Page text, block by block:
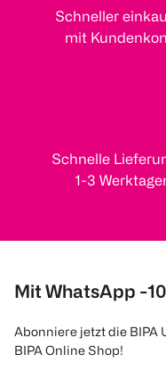
Schneller
mit
Schnelle
1-3
Mit WhatsApp -
Abonniere jetzt die BIPA
BIPA Online Shop!